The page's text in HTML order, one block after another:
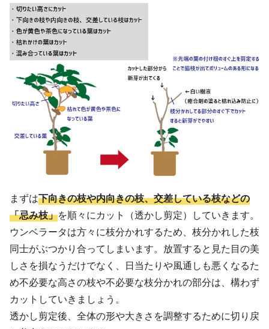
まずは下向きの枝や内向きの枝、交差している枝などの
「忌み枝」を順々にカット（透かし剪定）していきます。
ウンベラータは方々に枝分かれするため、枝分かれした枝
同士がぶつかり合ってしまいます。放置すると見た目の美
しさを損なうだけでなく、日当たりや風通しも悪くなるた
め不必要な高さの枝や不必要な枝分かれの部分は、構わず
カットしていきましょう。
透かし剪定後、全体の形や大きさを調整するために切り戻